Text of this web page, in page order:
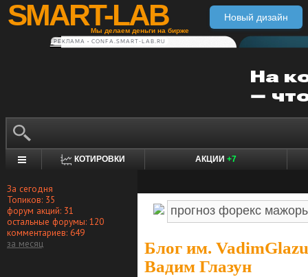
SMART-LAB
Мы делаем деньги на бирже
Новый дизайн
РЕКЛАМА • CONFA.SMART-LAB.RU
КОТИРОВКИ АКЦИИ +7
За сегодня
Топиков: 35
форум акций: 31
остальные форумы: 120
комментариев: 649
за месяц
Блог им.
Вадим Глазун